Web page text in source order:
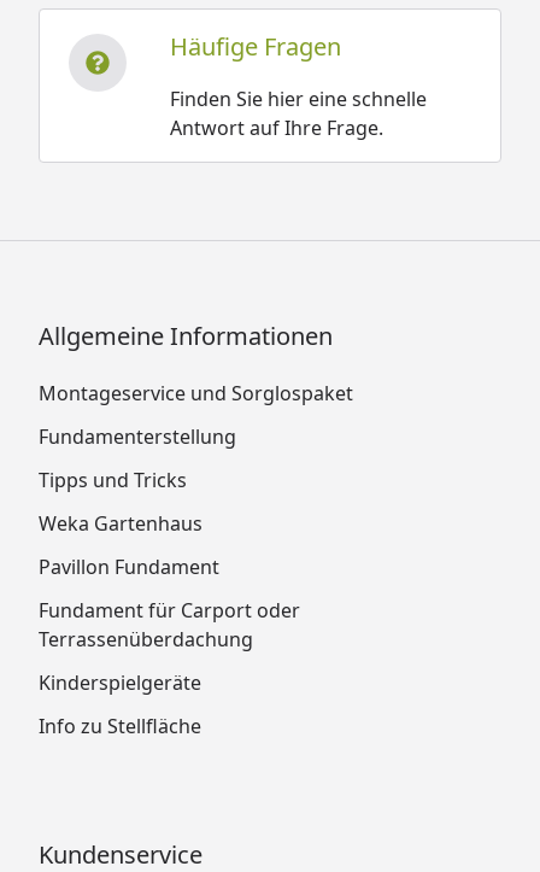
Häufige Fragen
Finden Sie hier eine schnelle
Antwort auf Ihre Frage.
Allgemeine Informationen
Montageservice und Sorglospaket
Fundamenterstellung
Tipps und Tricks
Weka Gartenhaus
Pavillon Fundament
Fundament für Carport oder
Terrassenüberdachung
Kinderspielgeräte
Info zu Stellfläche
Kundenservice